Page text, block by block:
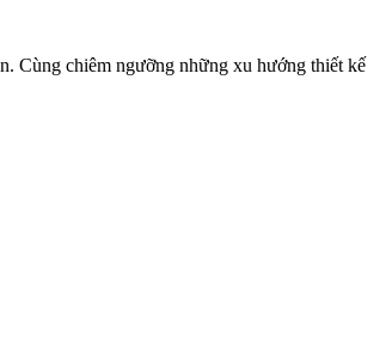
Cùng chiêm ngưỡng những xu hướng thiết kế